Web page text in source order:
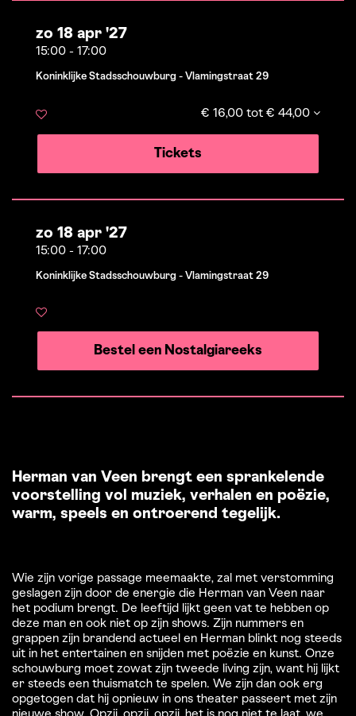
zo 18 apr '27
15:00 - 17:00
Koninklijke Stadsschouwburg - Vlamingstraat 29
€ 16,00 tot € 44,00
Tickets
zo 18 apr '27
15:00 - 17:00
Koninklijke Stadsschouwburg - Vlamingstraat 29
Bestel een Nostalgiareeks
Herman van Veen brengt een sprankelende
voorstelling vol muziek, verhalen en poëzie,
warm, speels en ontroerend tegelijk.
Wie zijn vorige passage meemaakte, zal met verstomming
geslagen zijn door de energie die Herman van Veen naar
het podium brengt. De leeftijd lijkt geen vat te hebben op
deze man en ook niet op zijn shows. Zijn nummers en
grappen zijn brandend actueel en Herman blinkt nog steeds
uit in het entertainen en snijden met poëzie en kunst. Onze
schouwburg moet zowat zijn tweede living zijn, want hij lijkt
er steeds een thuismatch te spelen. We zijn dan ook erg
opgetogen dat hij opnieuw in ons theater passeert met zijn